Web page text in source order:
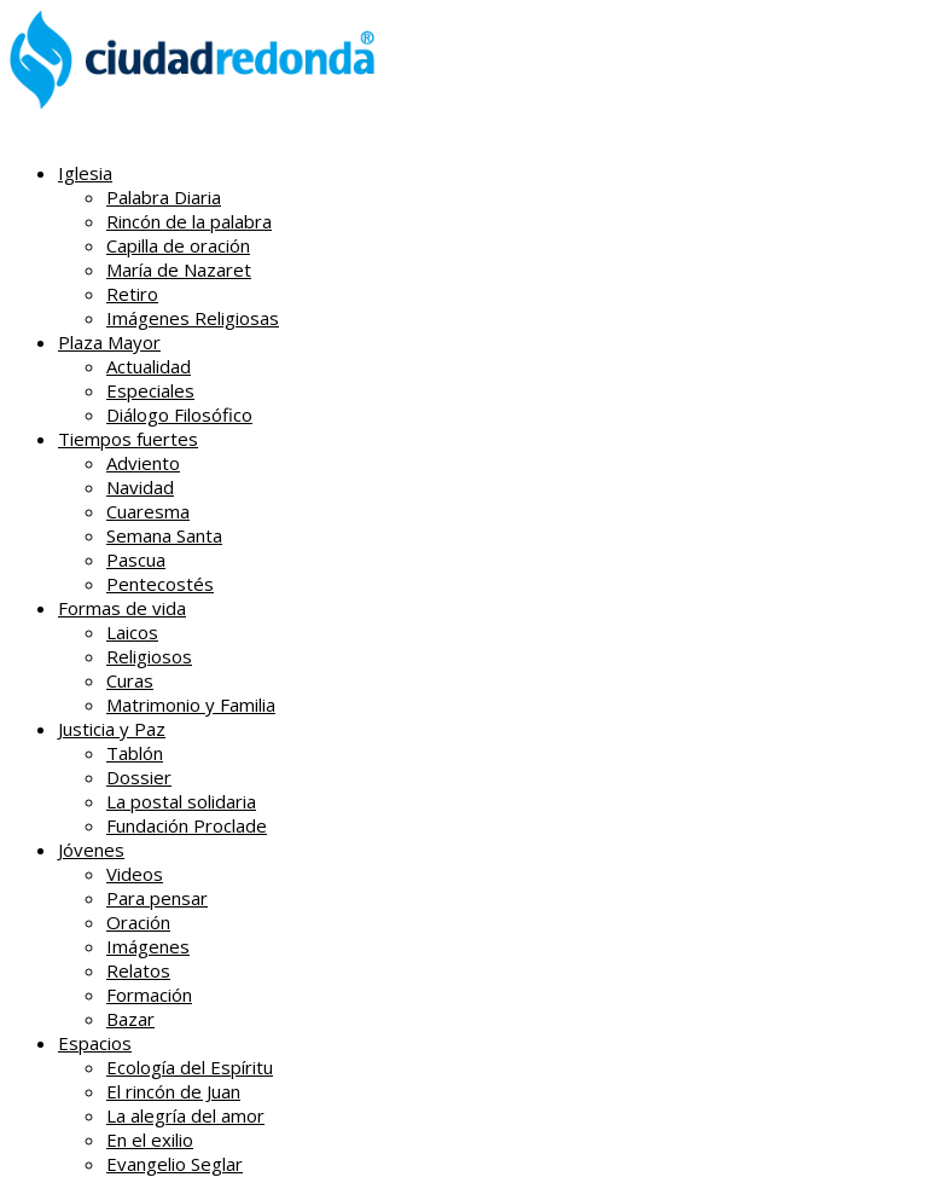
Iglesia
Palabra Diaria
Rincón de la palabra
Capilla de oración
María de Nazaret
Retiro
Imágenes Religiosas
Plaza Mayor
Actualidad
Especiales
Diálogo Filosófico
Tiempos fuertes
Adviento
Navidad
Cuaresma
Semana Santa
Pascua
Pentecostés
Formas de vida
Laicos
Religiosos
Curas
Matrimonio y Familia
Justicia y Paz
Tablón
Dossier
La postal solidaria
Fundación Proclade
Jóvenes
Videos
Para pensar
Oración
Imágenes
Relatos
Formación
Bazar
Espacios
Ecología del Espíritu
El rincón de Juan
La alegría del amor
En el exilio
Evangelio Seglar